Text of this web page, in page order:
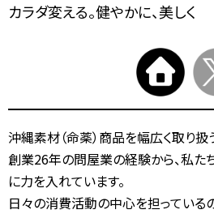
カラダ変える。健やかに、美しく
沖縄素材（命薬）商品を幅広く取り扱
創業26年の問屋業の経験から、私
に力を入れています。
日々の消費活動の中心を担っている